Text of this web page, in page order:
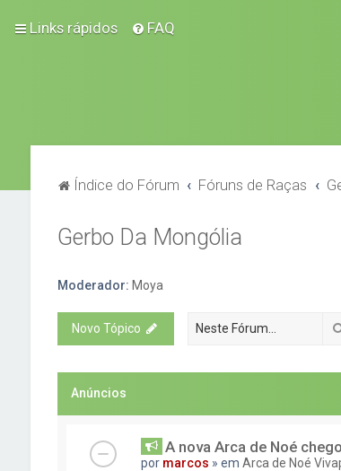
Links rápidos FAQ
Índice do Fórum Fóruns de Raças
Gerbo Da Mongólia
Moderador: Moya
Novo Tópico
Anúncios
A nova Arca de Noé
por marcos » em Arca de Noé